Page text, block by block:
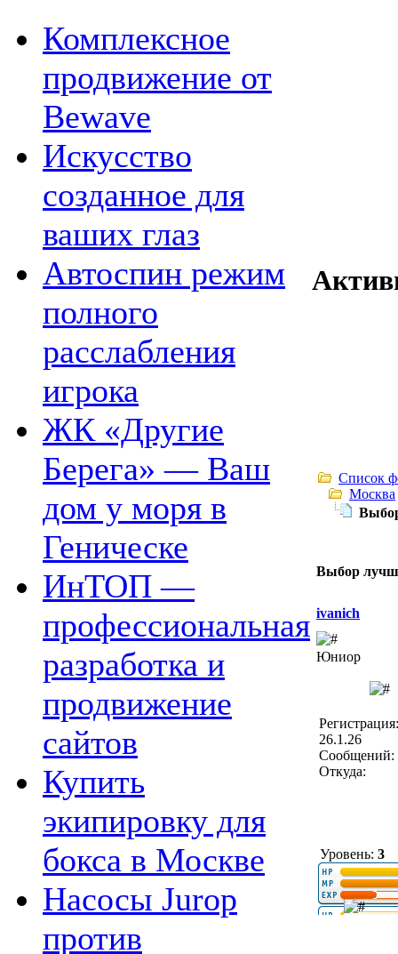
Комплексное
продвижение от
Bewave
Искусство
созданное для
ваших глаз
Автоспин режим
полного
расслабления
игрока
ЖК «Другие
Берега» — Ваш
дом у моря в
Геническе
ИнТОП —
профессиональная
разработка и
продвижение
сайтов
Купить
экипировку для
бокса в Москве
Насосы Jurop
против
Список
Москва
Выбор
ivanich
Юниор
Регистрация:
26.1.26
Сообщений:
Откуда:
Уровень: 3